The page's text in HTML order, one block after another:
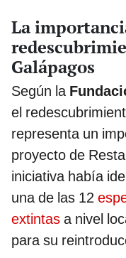
La
Galápagos
Según la
el
representa un
proyecto de
iniciativa había
una de las 12
extintas a nivel
para su